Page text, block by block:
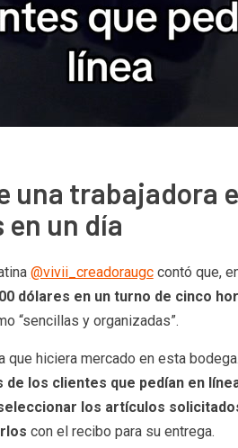
una trabajadora
un día
@vivii_creadoraugccontó que,
dólares en un turno de cinco
“sencillas y organizadas”.
que hiciera mercado en esta bodega.
los clientes que pedían en
los artículos
con el recibo para su entrega.